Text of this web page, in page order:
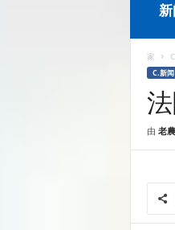
家
C.新闻
由 老